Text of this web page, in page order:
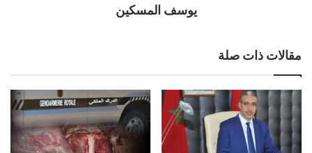
يوسف المسكين
مقالات ذات صلة